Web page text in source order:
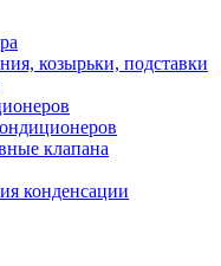
козырьки, подставки
клапана
конденсации